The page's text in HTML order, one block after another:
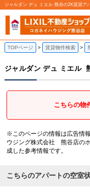
ジャルダン デュ ミエル 熊谷の2K賃貸
TOPページ 賃貸物件検索
ジャルダン デュ ミエル
こちらの物
※このページの情報は広告情
ウジング株式会社 熊谷店の
成した参考情報です。
こちらのアパートの空室